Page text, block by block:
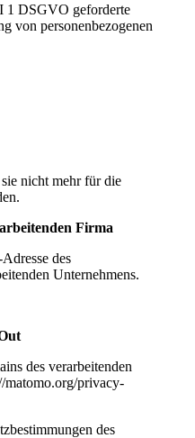
1 DSGVO geforderte
von personenbezogenen
nicht mehr für die
Firma
des
Unternehmens.
des verarbeitenden
matomo.org/privacy-
des